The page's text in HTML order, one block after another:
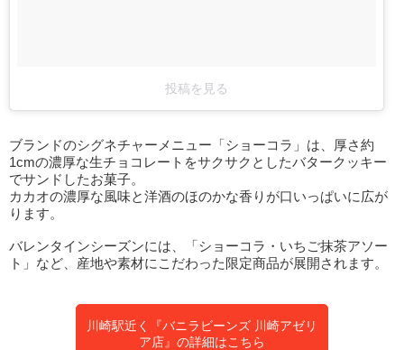
投稿を見る
ブランドのシグネチャーメニュー「ショーコラ」は、厚さ約
1cmの濃厚な生チョコレートをサクサクとしたバタークッキー
でサンドしたお菓子。
カカオの濃厚な風味と洋酒のほのかな香りが口いっぱいに広が
ります。
バレンタインシーズンには、「ショーコラ・いちご抹茶アソー
ト」など、産地や素材にこだわった限定商品が展開されます。
川崎駅近く『バニラビーンズ 川崎アゼリ
ア店』の詳細はこちら